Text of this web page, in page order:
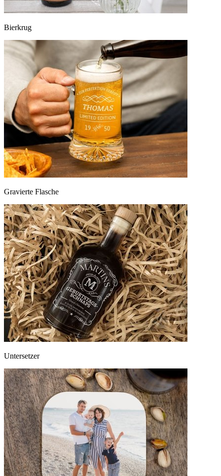
Bierkrug
Gravierte Flasche
Untersetzer